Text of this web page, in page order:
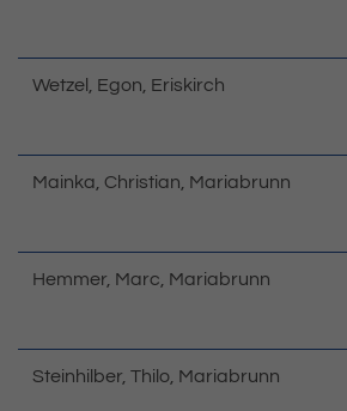
Wetzel, Egon, Eriskirch
Mainka, Christian, Mariabrunn
Hemmer, Marc, Mariabrunn
Steinhilber, Thilo, Mariabrunn